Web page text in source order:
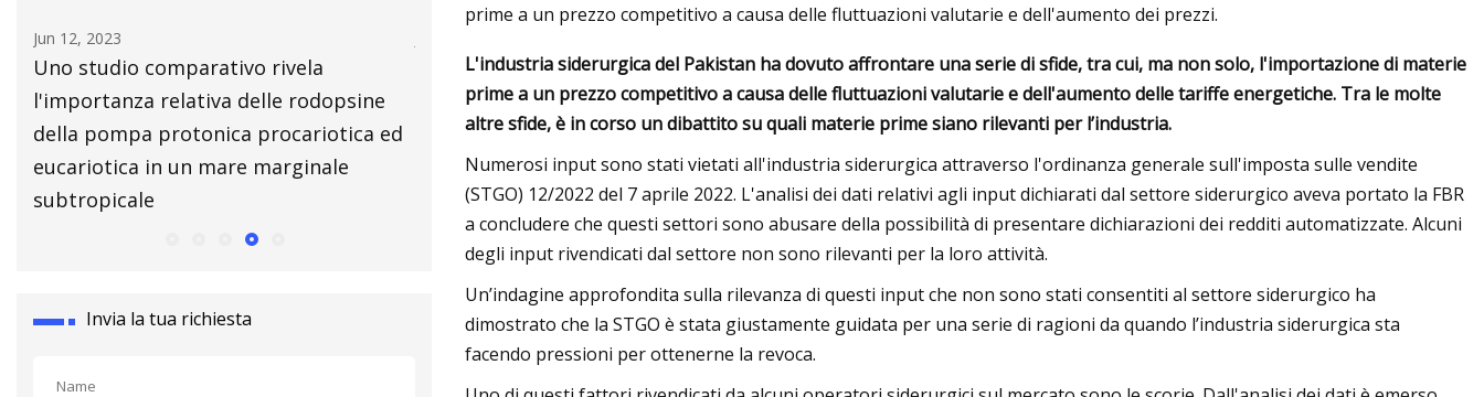
ed
Jul 14, 2023
Affrontare 8 malintesi comuni sulla
saldatura dei metalli
10 cose da fare in Giordania: guida
completa al famoso Wadi Rum e oltre
Invia la tua richiesta
prime a un prezzo competitivo a causa delle fluttuazioni valutarie e dell'aumento dei prezzi.
L'industria siderurgica del Pakistan ha dovuto affrontare una serie di sfide, tra cui, ma non solo, l'importazione di materie
prime a un prezzo competitivo a causa delle fluttuazioni valutarie e dell'aumento delle tariffe energetiche. Tra le molte
altre sfide, è in corso un dibattito su quali materie prime siano rilevanti per l’industria.
Numerosi input sono stati vietati all'industria siderurgica attraverso l'ordinanza generale sull'imposta sulle vendite
(STGO) 12/2022 del 7 aprile 2022. L'analisi dei dati relativi agli input dichiarati dal settore siderurgico aveva portato la FBR
a concludere che questi settori sono abusare della possibilità di presentare dichiarazioni dei redditi automatizzate. Alcuni
degli input rivendicati dal settore non sono rilevanti per la loro attività.
Un’indagine approfondita sulla rilevanza di questi input che non sono stati consentiti al settore siderurgico ha
dimostrato che la STGO è stata giustamente guidata per una serie di ragioni da quando l’industria siderurgica sta
facendo pressioni per ottenerne la revoca.